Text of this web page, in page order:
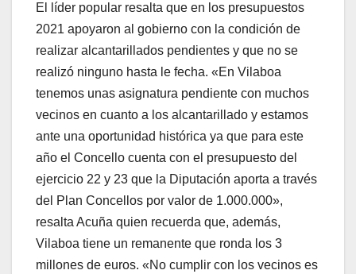
El líder popular resalta que en los presupuestos
2021 apoyaron al gobierno con la condición de
realizar alcantarillados pendientes y que no se
realizó ninguno hasta le fecha. «En Vilaboa
tenemos unas asignatura pendiente con muchos
vecinos en cuanto a los alcantarillado y estamos
ante una oportunidad histórica ya que para este
año el Concello cuenta con el presupuesto del
ejercicio 22 y 23 que la Diputación aporta a través
del Plan Concellos por valor de 1.000.000»,
resalta Acuña quien recuerda que, además,
Vilaboa tiene un remanente que ronda los 3
millones de euros. «No cumplir con los vecinos es